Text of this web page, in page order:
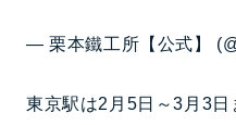
— 栗本鐵工所【公式】
東京駅は2月5日～3月3